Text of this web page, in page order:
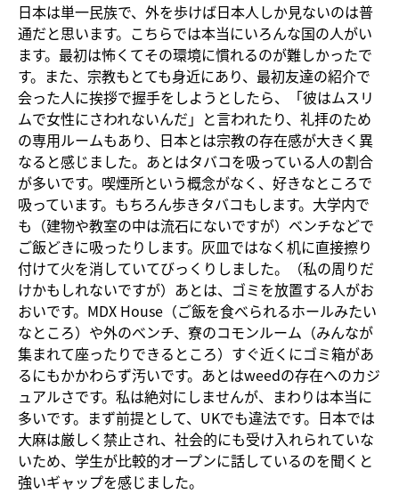
日本は単一民族で、外を歩けば日本人しか見ないのは普
通だと思います。こちらでは本当にいろんな国の人がい
ます。最初は怖くてその環境に慣れるのが難しかったで
す。また、宗教もとても身近にあり、最初友達の紹介で
会った人に挨拶で握手をしようとしたら、「彼はムスリ
ムで女性にさわれないんだ」と言われたり、礼拝のため
の専用ルームもあり、日本とは宗教の存在感が大きく異
なると感じました。あとはタバコを吸っている人の割合
が多いです。喫煙所という概念がなく、好きなところで
吸っています。もちろん歩きタバコもします。大学内で
も（建物や教室の中は流石にないですが）ベンチなどで
ご飯どきに吸ったりします。灰皿ではなく机に直接擦り
付けて火を消していてびっくりしました。（私の周りだ
けかもしれないですが）あとは、ゴミを放置する人がお
おいです。MDX House（ご飯を食べられるホールみたい
なところ）や外のべンチ、寮のコモンルーム（みんなが
集まれて座ったりできるところ）すぐ近くにゴミ箱があ
るにもかかわらず汚いです。あとはweedの存在へのカジ
ュアルさです。私は絶対にしませんが、まわりは本当に
多いです。まず前提として、UKでも違法です。日本では
大麻は厳しく禁止され、社会的にも受け入れられていな
いため、学生が比較的オープンに話しているのを聞くと
強いギャップを感じました。